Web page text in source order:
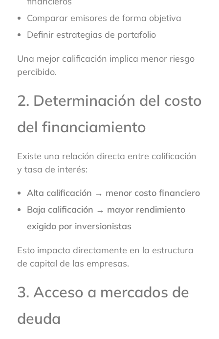
Comparar emisores de forma objetiva
Definir estrategias de portafolio
Una mejor calificación implica menor riesgo
percibido.
2. Determinación del costo
del financiamiento
Existe una relación directa entre calificación
y tasa de interés:
Alta calificación → menor costo financiero
Baja calificación → mayor rendimiento
exigido por inversionistas
Esto impacta directamente en la estructura
de capital de las empresas.
3. Acceso a mercados de
deuda